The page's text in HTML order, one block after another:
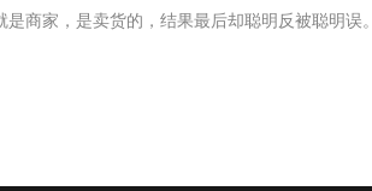
是商家，是卖货的，结果最后却聪明反被聪明误。